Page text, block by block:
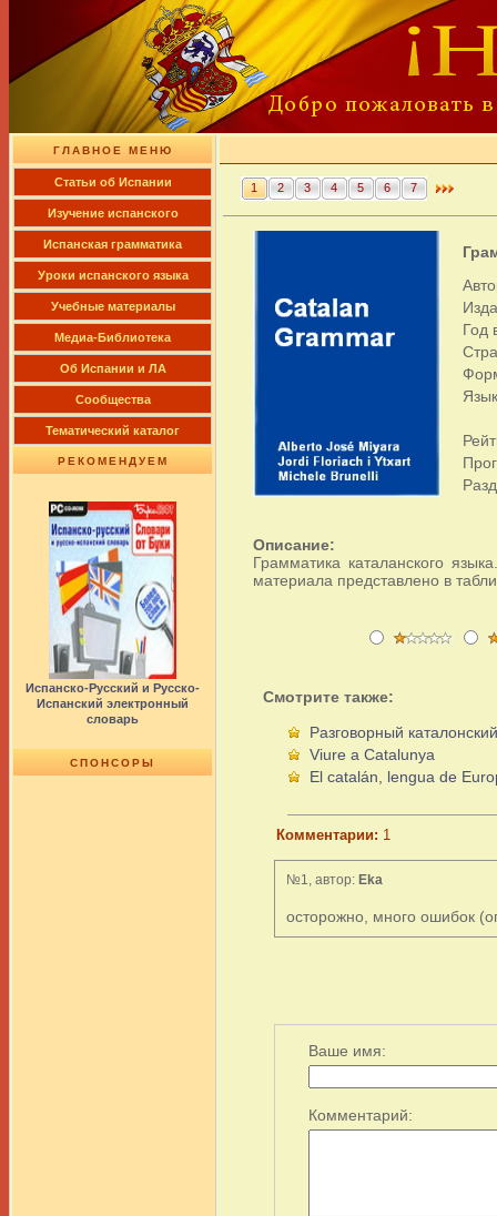
ГЛАВНОЕ МЕНЮ
Cтатьи об Испании
Изучение испанского
Испанская грамматика
Уроки испанского языка
Учебные материалы
Медиа-Библиотека
Об Испании и ЛА
Сообщества
Тематический каталог
РЕКОМЕНДУЕМ
Испанско-Русский и Русско-
Испанский электронный
словарь
СПОНСОРЫ
1 2 3 4 5 6 7
Год
Описание:
Грамматика каталанского
материала представлено в
Смотрите также:
Разговорный каталонский
Viure a Catalunya
El catalán, lengua de
Комментарии: 1
№1, автор: Eka
осторожно, много ошибок
Ваше имя:
Комментарий: